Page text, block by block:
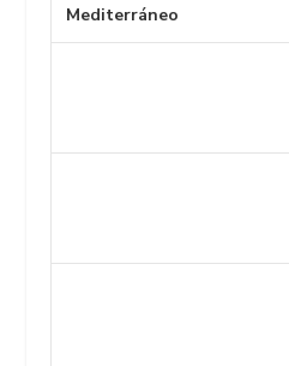
Mediterráneo